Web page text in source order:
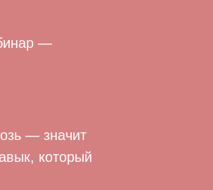
—
— значит
который